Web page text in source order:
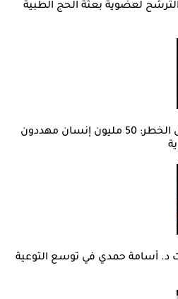
لعضوية بعثة الحج الطبية
وزير الصحة يدق ناقوس الخطر: 50 مليون إنسان مهددون
د. أسامة حمدي في توسع التوعية